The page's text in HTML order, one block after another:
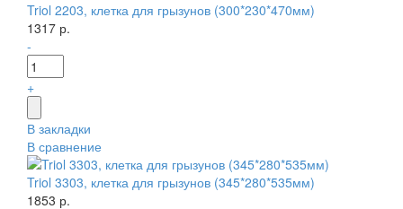
Triol 2203, клетка для грызунов (300*230*470мм)
1317 р.
-
+
В закладки
В сравнение
Triol 3303, клетка для грызунов (345*280*535мм)
1853 р.